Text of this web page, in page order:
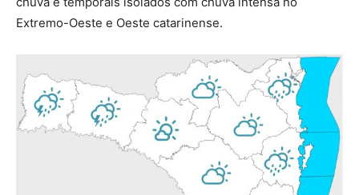
Extremo-Oeste e Oeste catarinense.